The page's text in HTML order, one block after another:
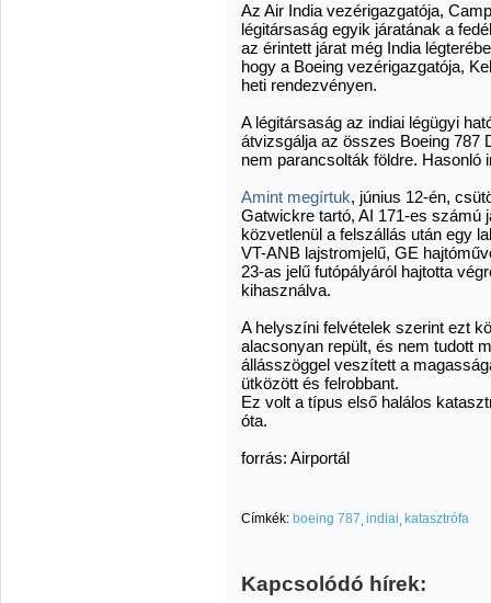
Az Air India vezérigazgatója,
légitársaság egyik járatának a
az érintett járat még India
hogy a Boeing vezérigazgatója,
heti rendezvényen.
A légitársaság az indiai légügyi
átvizsgálja az összes Boeing 787
nem parancsolták földre. Hasonló
Amint megírtuk, június 12-én,
Gatwickre tartó, AI 171-es számú
közvetlenül a felszállás után egy
VT-ANB lajstromjelű, GE
23-as jelű futópályáról hajtotta
kihasználva.
A helyszíni felvételek szerint ezt
alacsonyan repült, és nem tudott
állásszöggel veszített a
ütközött és felrobbant.
Ez volt a típus első halálos
óta.
forrás: Airportál
Címkék: boeing 787 indiai katasztrófa
Kapcsolódó hírek: